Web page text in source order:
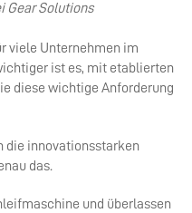
Gear Solutions
viele Unternehmen im
ist es, mit etablierten
diese wichtige Anforderung
die innovationsstarken
das.
und überlassen